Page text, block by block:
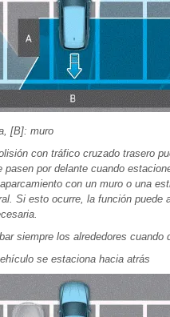
[B]: muro
con tráfico cruzado trasero
pasen por delante cuando
con un muro o una
Si esto ocurre, la función puede
siempre los alrededores cuando
se estaciona hacia atrás